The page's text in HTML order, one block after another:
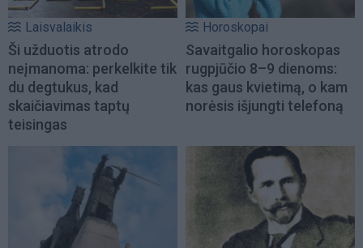
Laisvalaikis
Ši užduotis atrodo
neįmanoma: perkelkite tik
du degtukus, kad
skaičiavimas taptų
teisingas
Horoskopai
Savaitgalio horoskopas
rugpjūčio 8–9 dienoms:
kas gaus kvietimą, o kam
norėsis išjungti telefoną